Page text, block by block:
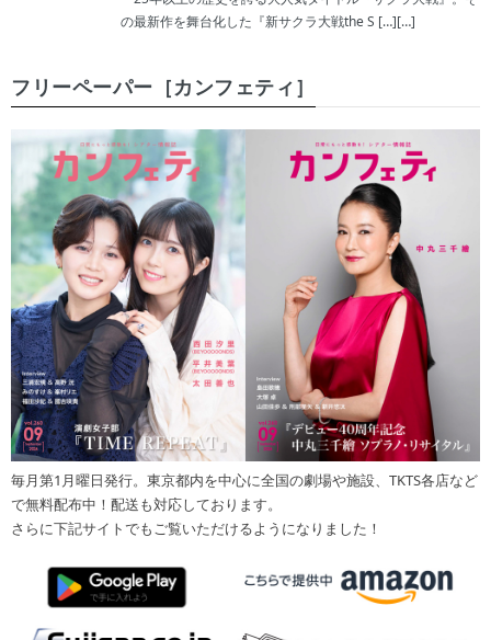
の最新作を舞台化した『新サクラ大戦the S […][…]
フリーペーパー［カンフェティ］
毎月第1月曜日発行。東京都内を中心に全国の劇場や施設、TKTS各店など
で無料配布中！配送も対応しております。
さらに下記サイトでもご覧いただけるようになりました！